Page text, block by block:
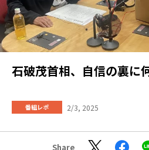
石破茂首相、自信の裏に
番組レポ 2/3, 2025
Share